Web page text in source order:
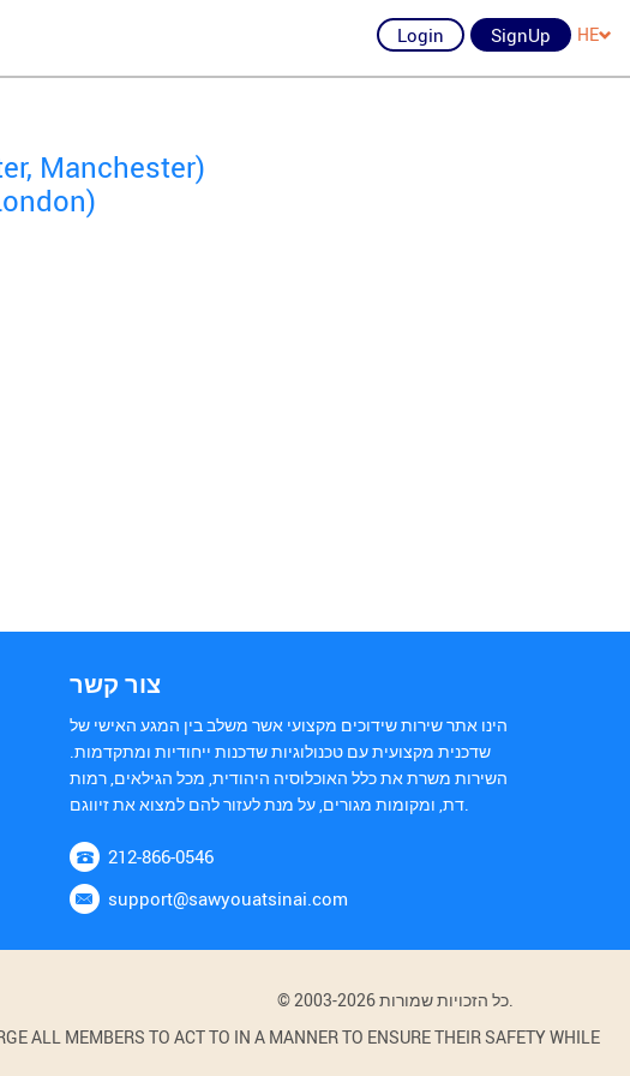
Login SignUp HE
Manchester)
צור קשר
הינו אתר שירות שידוכים מקצועי אשר משלב בין המגע האישי של
שדכנית מקצועית עם טכנולוגיות שדכנות ייחודיות ומתקדמות.
השירות משרת את כלל האוכלוסיה היהודית, מכל הגילאים, רמות
212-866-0546
support@sawyouatsinai.com
ALL MEMBERS TO ACT TO IN A MANNER TO ENSURE THEIR SAFETY WHILE